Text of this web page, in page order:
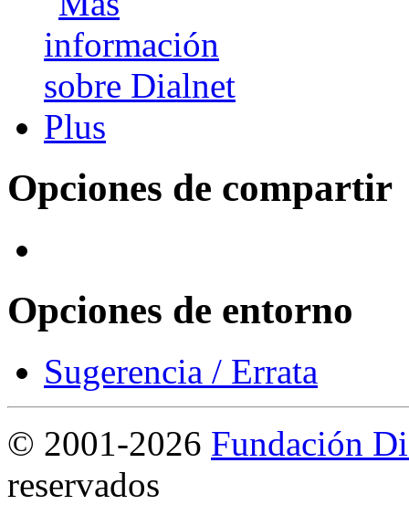
Opciones de compartir
Opciones de entorno
Sugerencia / Errata
© 2001-2026 Fundación
reservados